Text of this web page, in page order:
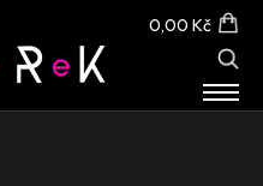
0,00 Kč